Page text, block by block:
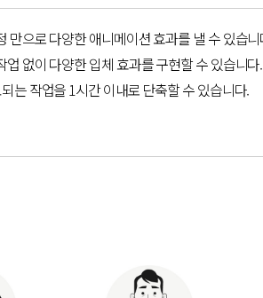
만으로 다양한 애니메이션 효과를 낼 수 있습니
업 없이 다양한 입체 효과를 구현할 수 있습니다.
는 작업을 1시간 이내로 단축할 수 있습니다.